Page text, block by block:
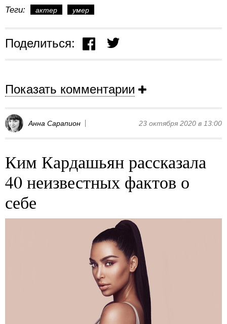
Теги: актер умер
Поделиться:
Показать комментарии
Анна Сарапион 23 октября 2020 в 13:00
Ким Кардашьян рассказала
40 неизвестных фактов о
себе